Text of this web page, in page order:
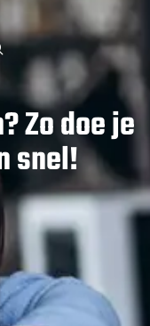
Zo doe je
snel!